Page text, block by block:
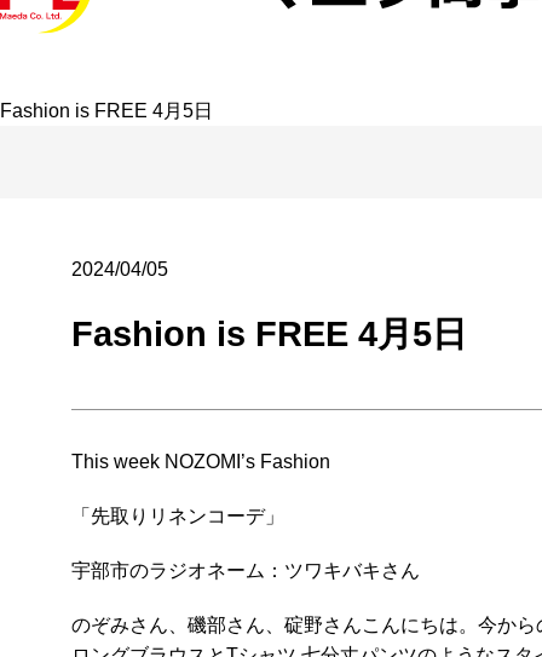
Fashion is FREE 4月5日
2024/04/05
Fashion is FREE 4月5日
This week NOZOMI’s Fashion
「先取りリネンコーデ」
宇部市のラジオネーム：ツワキバキさん
のぞみさん、磯部さん、碇野さんこんにちは。今か